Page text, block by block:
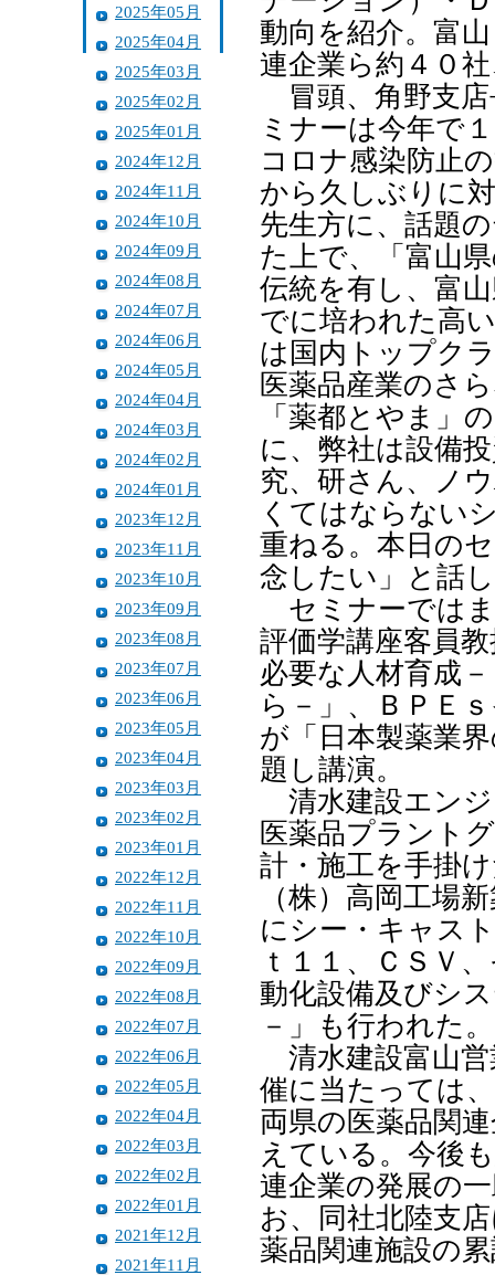
2025年05月
2025年04月
2025年03月
2025年02月
2025年01月
2024年12月
2024年11月
2024年10月
2024年09月
2024年08月
2024年07月
2024年06月
2024年05月
2024年04月
2024年03月
2024年02月
2024年01月
2023年12月
2023年11月
2023年10月
2023年09月
2023年08月
2023年07月
2023年06月
2023年05月
2023年04月
2023年03月
2023年02月
2023年01月
2022年12月
2022年11月
2022年10月
2022年09月
2022年08月
2022年07月
2022年06月
2022年05月
2022年04月
2022年03月
2022年02月
2022年01月
2021年12月
2021年11月
動向を紹介。富
連企業ら約４０
冒頭、角野支店
ミナーは今年で
コロナ感染防止
から久しぶりに
先生方に、話題
た上で、「富山
伝統を有し、富
でに培われた高
は国内トップク
医薬品産業のさ
「薬都とやま」
に、弊社は設備
究、研さん、ノ
くてはならない
重ねる。本日の
念したい」と話
セミナーではま
評価学講座客員
必要な人材育成
ら－」、ＢＰＥ
が「日本製薬業
題し講演。
清水建設エン
医薬品プラント
計・施工を手掛
（株）高岡工場
にシー・キャス
ｔ１１、ＣＳＶ
動化設備及びシ
－」も行われた。
清水建設富山営
催に当たっては
両県の医薬品関
えている。今後
連企業の発展の
お、同社北陸支
薬品関連施設の